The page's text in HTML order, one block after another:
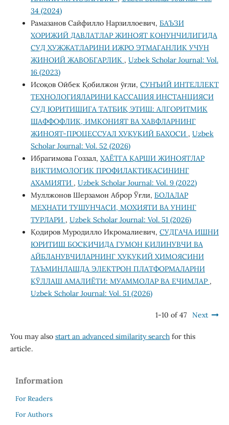
34 (2024)
Рамазанов Сайфилло Нарзиллоевич, БАЪЗИ
ХОРИЖИЙ ДАВЛАТЛАР ЖИНОЯТ ҚОНУНЧИЛИГИДА
СУД ҲУЖЖАТЛАРИНИ ИЖРО ЭТМАГАНЛИК УЧУН
ЖИНОИЙ ЖАВОБГАРЛИК , Uzbek Scholar Journal: Vol.
16 (2023)
Исоқов Ойбек Қобилжон ўғли, СУНЪИЙ ИНТЕЛЛЕКТ
ТЕХНОЛОГИЯЛАРИНИ КАССАЦИЯ ИНСТАНЦИЯСИ
СУД ЮРИТИШИГА ТАТБИҚ ЭТИШ: АЛГОРИТМИК
ШАФФОФЛИК, ИМКОНИЯТ ВА ХАВФЛАРНИНГ
ЖИНОЯТ-ПРОЦЕССУАЛ ҲУҚУҚИЙ БАҲОСИ , Uzbek
Scholar Journal: Vol. 52 (2026)
Ибрагимова Гоззал, ҲАЁТГА ҚАРШИ ЖИНОЯТЛАР
ВИКТИМОЛОГИК ПРОФИЛАКТИКАСИНИНГ
АҲАМИЯТИ , Uzbek Scholar Journal: Vol. 9 (2022)
Муллжонов Шерзамон Аброр Ўғли, БОЛАЛАР
МЕҲНАТИ ТУШУНЧАСИ, МОҲИЯТИ ВА УНИНГ
ТУРЛАРИ , Uzbek Scholar Journal: Vol. 51 (2026)
Қодиров Муродилло Икромалиевич, СУДГАЧА ИШНИ
ЮРИТИШ БОСҚИЧИДА ГУМОН ҚИЛИНУВЧИ ВА
АЙБЛАНУВЧИЛАРНИНГ ҲУҚУҚИЙ ҲИМОЯСИНИ
ТАЪМИНЛАШДА ЭЛЕКТРОН ПЛАТФОРМАЛАРНИ
ҚЎЛЛАШ АМАЛИЁТИ: МУАММОЛАР ВА ЕЧИМЛАР ,
Uzbek Scholar Journal: Vol. 51 (2026)
1-10 of 47 Next
You may also start an advanced similarity searchfor this
article.
Information
For Readers
For Authors